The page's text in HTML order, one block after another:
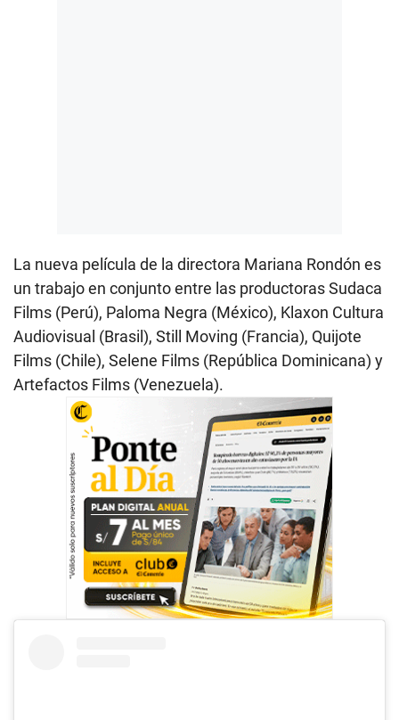
La nueva película de la directora Mariana Rondón es
un trabajo en conjunto entre las productoras Sudaca
Films (Perú), Paloma Negra (México), Klaxon Cultura
Audiovisual (Brasil), Still Moving (Francia), Quijote
Films (Chile), Selene Films (República Dominicana) y
Artefactos Films (Venezuela).